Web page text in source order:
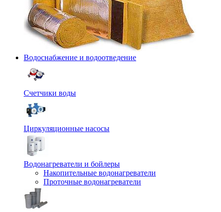
Водоснабжение и водоотведение
Счетчики воды
Циркуляционные насосы
Водонагреватели и бойлеры
Накопительные водонагреватели
Проточные водонагреватели